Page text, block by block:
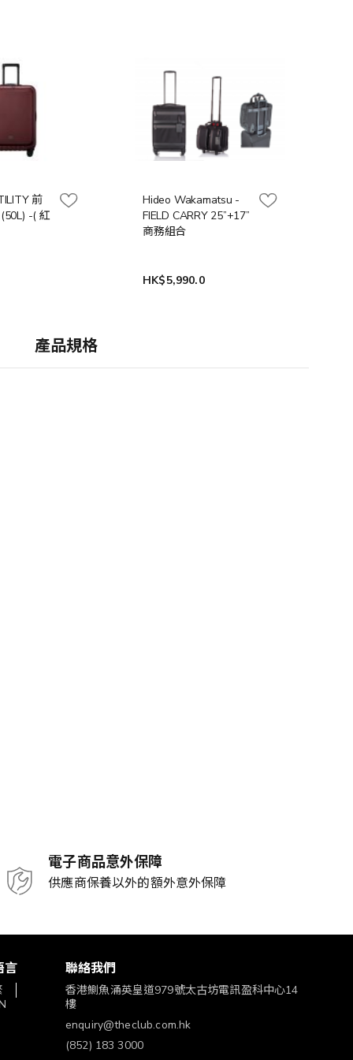
前
-( 紅
Hideo Wakamatsu -
FIELD CARRY 25”+17”
商務組合
HK$5,990.0
產品規格
電子商品意外保障
供應商保養以外的額外意外保障
言 聯絡我們
香港鰂魚涌英皇道979號太古坊電訊盈科中心14
樓
enquiry@theclub.com.hk
(852) 183 3000